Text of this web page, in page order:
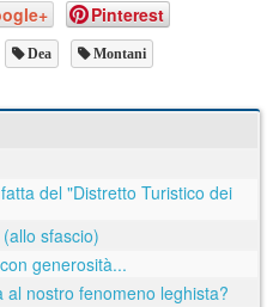
Pinterest
Dea Montani
del "Distretto Turistico dei
sfascio)
generosità...
nostro fenomeno leghista?